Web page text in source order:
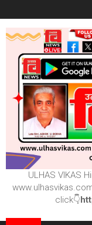
ULHAS VIKAS
click👇